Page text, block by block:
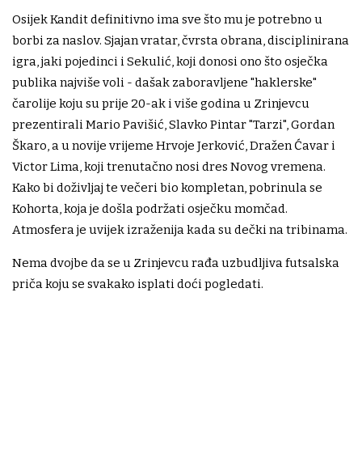
Osijek Kandit definitivno ima sve što mu je potrebno u
borbi za naslov. Sjajan vratar, čvrsta obrana, disciplinirana
igra, jaki pojedinci i Sekulić, koji donosi ono što osječka
publika najviše voli - dašak zaboravljene "haklerske"
čarolije koju su prije 20-ak i više godina u Zrinjevcu
prezentirali Mario Pavišić, Slavko Pintar "Tarzi", Gordan
Škaro, a u novije vrijeme Hrvoje Jerković, Dražen Ćavar i
Victor Lima, koji trenutačno nosi dres Novog vremena.
Kako bi doživljaj te večeri bio kompletan, pobrinula se
Kohorta, koja je došla podržati osječku momčad.
Atmosfera je uvijek izraženija kada su dečki na tribinama.
Nema dvojbe da se u Zrinjevcu rađa uzbudljiva futsalska
priča koju se svakako isplati doći pogledati.